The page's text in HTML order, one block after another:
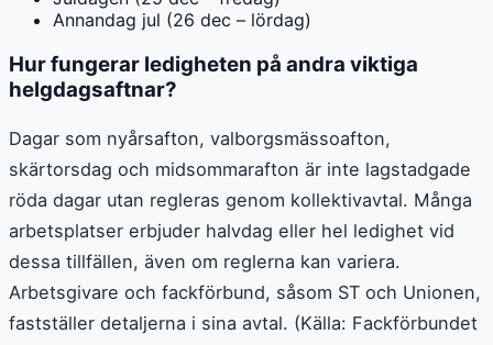
Annandag jul (26 dec – lördag)
Hur fungerar ledigheten på andra viktiga
helgdagsaftnar?
Dagar som nyårsafton, valborgsmässoafton,
skärtorsdag och midsommarafton är inte lagstadgade
röda dagar utan regleras genom kollektivavtal. Många
arbetsplatser erbjuder halvdag eller hel ledighet vid
dessa tillfällen, även om reglerna kan variera.
Arbetsgivare och fackförbund, såsom ST och Unionen,
fastställer detaljerna i sina avtal. (Källa: Fackförbundet